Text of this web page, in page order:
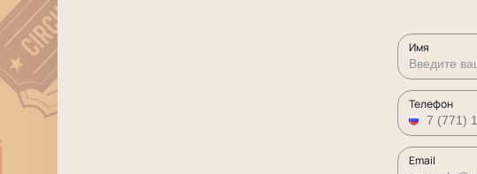
Имя
Телефон
Email